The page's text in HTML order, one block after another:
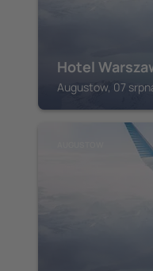
Hotel
Augustow, 07